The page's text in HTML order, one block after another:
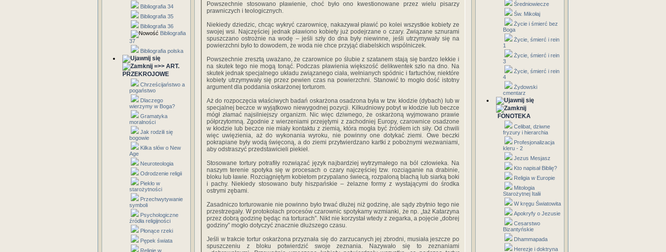
Bibliografia 34
Bibliografia 35
Bibliografia 36
Bibliografia
37
Bibliografia polska
=>> ART.
PRZEKROJOWE
Chrześcijaństwo a
pogaństwo
Dlaczego
wierzymy w Boga?
Gramatyka
moralności
Jak rodzili się
bogowie
Kilka słów o New
Age
Neuroteologia
Odrodzenie religii
Piekło w
starożytności
Przechwytywanie
symboli
Psychologiczne
źródła religijności
Płonące rzeki
Pępek świata
Religie w
Powszechnie stosowano pławienie, choć było ono kwestionowane przez wielu pisarzy
prawniczych i teologicznych.
Niekiedy dziedzic, chcąc wykryć czarownicę, nakazywał pławić po kolei wszystkie kobiety ze
swojej wsi. Najczęściej jednak pławiono kobiety już podejrzane o czary. Związane sznurami
spuszczano ostrożnie na wodę – jeśli szły do dna były niewinne, jeśli utrzymywały się na
powierzchni było to dowodem, że woda nie chce przyjąć diabelskich wspólniczek.
Powszechnie zresztą uważano, że czarownice po ślubie z szatanem stają się bardzo lekkie i
na skutek tego nie mogą tonąć. Podczas pławienia większość delikwentek szło na dno. Na
skutek jednak specjalnego układu związanego ciała, wełnianych spódnic i fartuchów, niektóre
kobiety utrzymywały się przez pewien czas na powierzchni. Stanowić to mogło dość istotny
argument dla poddania oskarżonej torturom.
Aż do rozpoczęcia właściwych badań oskarżona osadzona była w tzw. kłodzie (dybach) lub w
specjalnej beczce w wyjątkowo niewygodnej pozycji. Kilkudniowy pobyt w kłodzie lub beczce
mógł złamać najsilniejszy organizm. Nic więc dziwnego, że oskarżoną wyjmowano prawie
półprzytomną. Zgodnie z wierzeniami przejętymi z zachodniej Europy, czarownice osadzone
w kłodzie lub beczce nie miały kontaktu z ziemią, która mogła być źródłem ich siły. Od chwili
więc uwięzienia, aż do wykonania wyroku, nie powinny one dotykać ziemi. Owe beczki
pokrapiane były wodą święconą, a do ziemi przytwierdzano kartki z pobożnymi wezwaniami,
aby odstraszyć przedstawicieli piekieł.
Stosowane tortury potrafiły rozwiązać język najbardziej wytrzymałego na ból człowieka. Na
naszym terenie spotyka się w procesach o czary najczęściej tzw. rozciąganie na drabinie,
bloku lub ławie. Rozciągniętym kobietom przypalano świecą, rozpaloną blachą lub siarką boki
i pachy. Niekiedy stosowano buty hiszpańskie – żelazne formy z wystającymi do środka
ostrymi zębami.
Zasadniczo torturowanie nie powinno było trwać dłużej niż godzinę, ale sądy zbytnio tego nie
przestrzegały. W protokołach procesów czarownic spotykamy wzmianki, że np. „taż Katarzyna
przez dobrą godzinę będąc na torturach”. Nikt nie korzystał wtedy z zegarka, a pojęcie „dobrej
godziny” mogło dotyczyć znacznie dłuższego czasu.
Jeśli w trakcie tortur oskarżona przyznała się do zarzucanych jej zbrodni, musiała jeszcze po
spuszczeniu z bloku potwierdzić swoje zeznania. Nazywało się to zeznaniami
Średniowiecze
Św. Mikołaj
Życie i śmierć bez
Boga
Życie, śmierć i rein
1
Życie, śmierć i rein
3
Życie, śmierć i rein
4
Żydowski
cmentarz
FONOTEKA
Celibat, dziwne
fryzury i hierarchia
Profesjonalizacja
kleru - 2
Jezus Mesjasz
Kto napisał Biblię?
Religia w Europie
Mitologia
Starożytnej Italii
W kręgu Światowita
Apokryfy o Jezusie
Cesarstwo
Bizantyńskie
Dhammapada
Herezje i doktryna